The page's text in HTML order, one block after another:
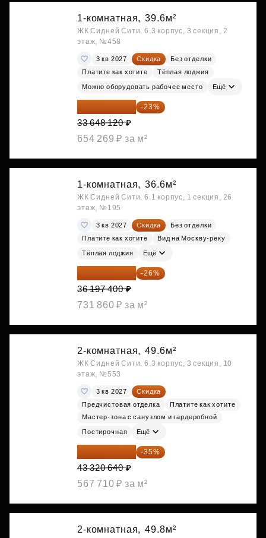
1-комнатная, 39.6м²
ЖК Сидней Сити, 6.3 корпус, 3 секция, 2
этаж, №458
3 кв 2027 Скидка
Без отделки
Платите как хотите
Тёплая лоджия
Можно оборудовать рабочее место Ещё
25 909 052 ₽ -23%
33 648 120 ₽
654 269 ₽ за м²
1-комнатная, 36.6м²
ЖК Сидней Сити, 6.1 корпус, 1 секция, 26
этаж, №195
3 кв 2027 Скидка
Без отделки
Платите как хотите
Вид на Москву-реку
Тёплая лоджия Ещё
26 786 076 ₽ -26%
36 197 400 ₽
731 860 ₽ за м²
2-комнатная, 49.6м²
ЖК Сидней Сити, 6.3 корпус, 3 секция, 10
этаж, №553
3 кв 2027
Скидка
Предчистовая отделка
Платите как хотите
Мастер-зона с санузлом и гардеробной
Постирочная Ещё
28 158 416 ₽ -35%
43 320 640 ₽
567 710 ₽ за м²
2-комнатная, 49.8м²